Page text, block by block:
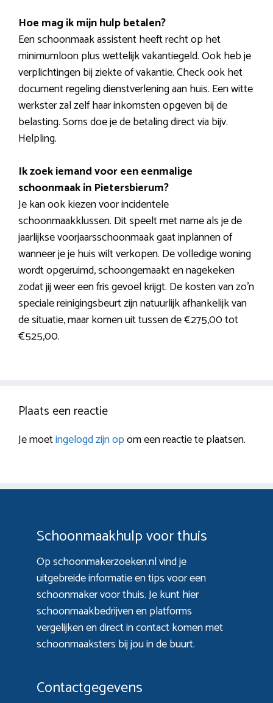
Hoe mag ik mijn hulp betalen?
Een schoonmaak assistent heeft recht op het
minimumloon plus wettelijk vakantiegeld. Ook heb je
verplichtingen bij ziekte of vakantie. Check ook het
document regeling dienstverlening aan huis. Een witte
werkster zal zelf haar inkomsten opgeven bij de
belasting. Soms doe je de betaling direct via bijv.
Helpling.
Ik zoek iemand voor een eenmalige
schoonmaak in Pietersbierum?
Je kan ook kiezen voor incidentele
schoonmaakklussen. Dit speelt met name als je de
jaarlijkse voorjaarsschoonmaak gaat inplannen of
wanneer je je huis wilt verkopen. De volledige woning
wordt opgeruimd, schoongemaakt en nagekeken
zodat jij weer een fris gevoel krijgt. De kosten van zo’n
speciale reinigingsbeurt zijn natuurlijk afhankelijk van
de situatie, maar komen uit tussen de €275,00 tot
€525,00.
Plaats een reactie
Je moetingelogd zijn opom een reactie te plaatsen.
Schoonmaakhulp voor thuis
Op schoonmakerzoeken.nl vind je
uitgebreide informatie en tips voor een
schoonmaker voor thuis. Je kunt hier
schoonmaakbedrijven en platforms
vergelijken en direct in contact komen met
schoonmaaksters bij jou in de buurt.
Contactgegevens